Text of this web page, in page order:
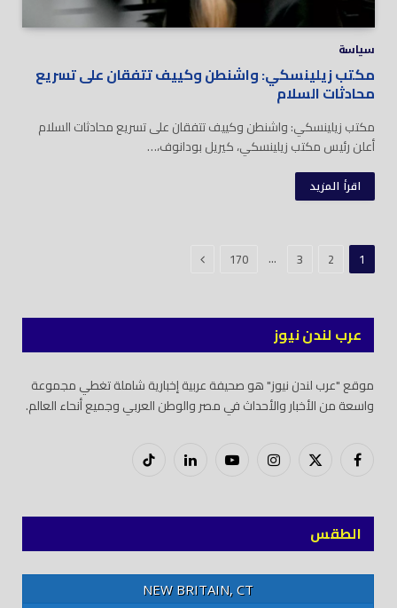
سياسة
مكتب زيلينسكي: واشنطن وكييف تتفقان على تسريع
محادثات السلام
مكتب زيلينسكي: واشنطن وكييف تتفقان على تسريع محادثات السلام
أعلن رئيس مكتب زيلينسكي، كيريل بودانوف،…
اقرأ المزيد
1
2
3
…
170 التالي
عرب لندن نيوز
موقع "عرب لندن نيوز" هو صحيفة عربية إخبارية شاملة تغطي مجموعة
واسعة من الأخبار والأحداث في مصر والوطن العربي وجميع أنحاء العالم.
فيسبوكX
إنستغراميوتيوب لينكدود
تيك
الطقس
NEW BRITAIN, CT